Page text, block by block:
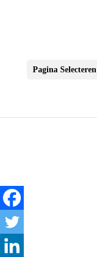
Pagina Selecteren